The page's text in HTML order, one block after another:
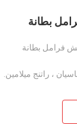
بطانة
فرامل بطانة
، راتنج ميلامين.